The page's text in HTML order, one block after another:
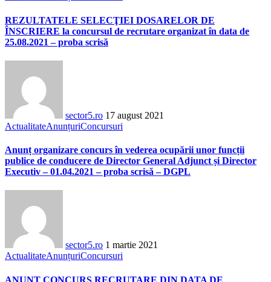
REZULTATELE SELECŢIEI DOSARELOR DE
ÎNSCRIERE la concursul de recrutare organizat în data de
25.08.2021 – proba scrisă
sector5.ro 17 august 2021
ActualitateAnunțuriConcursuri
Anunț organizare concurs în vederea ocupării unor funcții
publice de conducere de Director General Adjunct și Director
Executiv – 01.04.2021 – proba scrisă – DGPL
sector5.ro 1 martie 2021
ActualitateAnunțuriConcursuri
ANUNȚ CONCURS RECRUTARE DIN DATA DE